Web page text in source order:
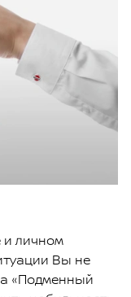
личном
Вы не
«Подменный